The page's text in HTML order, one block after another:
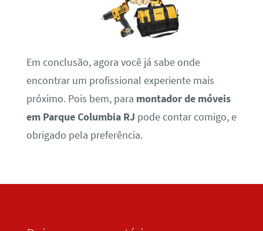
Em conclusão, agora você já sabe onde
encontrar um profissional experiente mais
próximo. Pois bem, para montador de móveis
em Parque Columbia RJ pode contar comigo, e
obrigado pela preferência.